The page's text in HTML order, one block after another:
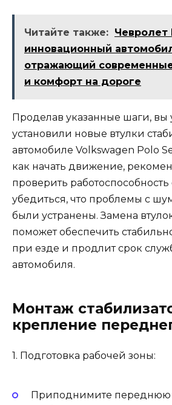
Читайте также: Чевролет
инновационный
отражающий
и комфорт на дороге
Проделав указанные шаги, вы
установили новые втулки
автомобиле Volkswagen Polo
как начать движение,
проверить работоспособность
убедиться, что проблемы с
были устранены. Замена
поможет обеспечить
при езде и продлит срок
автомобиля.
Монтаж
крепление
1. Подготовка рабочей зоны:
Приподнимите переднюю